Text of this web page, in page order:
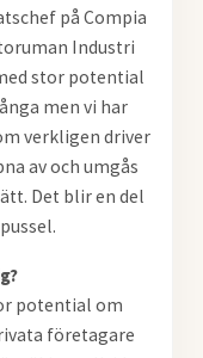
på Compia
Industri
stor potential
men vi har
verkligen driver
av och umgås
Det blir en del
potential om
företagare